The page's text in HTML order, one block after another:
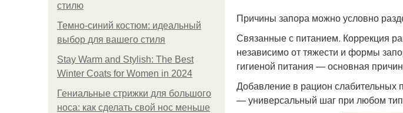
стилю
Темно-синий костюм: идеальный
выбор для вашего стиля
Stay Warm and Stylish: The Best
Winter Coats for Women in 2024
Гениальные стрижки для большого
носа: как сделать свой нос меньше
Причины запора можно условно
Связанные с питанием. Коррекция
независимо от тяжести и формы
гигиеной питания — основная
Добавление в рацион слабительных
— универсальный шаг при любом